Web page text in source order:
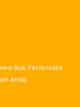
Bus Pariwisata
Anda